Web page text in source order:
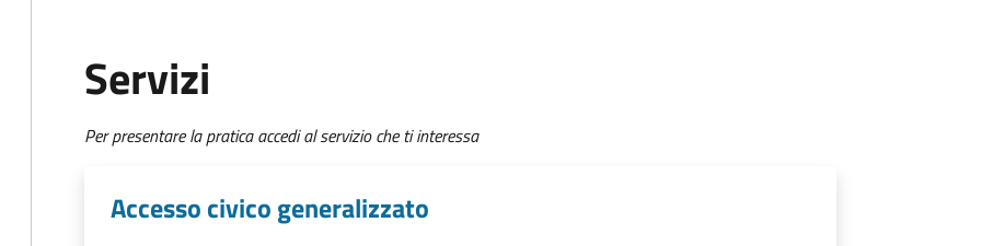
Servizi
Per presentare la pratica accedi al servizio che ti interessa
Accesso civico generalizzato